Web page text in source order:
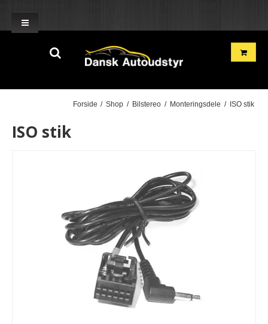
{dataLayer.push(arguments);} gtag('js', new Date()); gtag('config', 'G-
2TH7GD1GME'); gtag('config', 'G-BN2R00GF22'); }
Forside / Shop / Bilstereo / Monteringsdele / ISO stik
ISO stik